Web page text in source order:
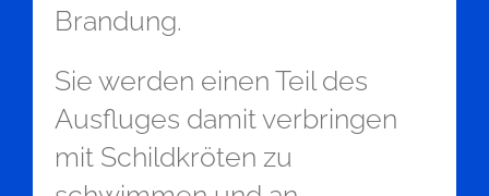
Brandung.
Sie werden einen Teil des
Ausfluges damit verbringen
mit Schildkröten zu